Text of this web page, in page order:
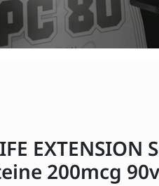
EXTENSION
200mcg